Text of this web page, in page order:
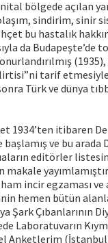
bölgede açılan
sindirim,
bu hastalık
da
(1935),
tarif
Türk ve dünya
1934’ten itibaren
ve bu
editörler
makale
incir egzaması
hemen bütün
Şark Çıbanlarının
Laboratuvarın
Anketlerim (İstanbul